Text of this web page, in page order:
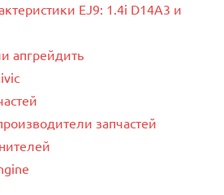
EJ9: 1.4i D14A3 и
апгрейдить
запчастей